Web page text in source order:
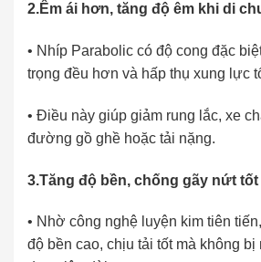
2.Êm ái hơn, tăng độ êm khi di
• Nhíp Parabolic có độ cong đặc
trọng đều hơn và hấp thụ xung lực
• Điều này giúp giảm rung lắc, xe
đường gồ ghề hoặc tải nặng.
3.Tăng độ bền, chống gãy nứt
• Nhờ công nghệ luyện kim tiên
độ bền cao, chịu tải tốt mà không